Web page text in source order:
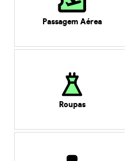
Passagem Aérea
Roupas